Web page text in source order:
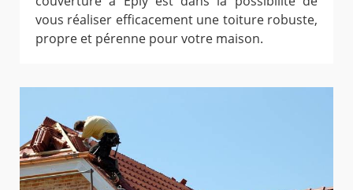
vous réaliser efficacement une toiture robuste,
propre et pérenne pour votre maison.